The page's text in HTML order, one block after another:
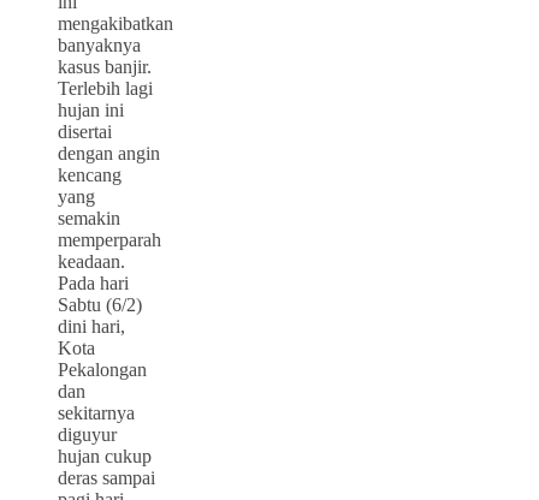
mengakibatkan
banyaknya
kasus banjir.
Terlebih lagi
hujan ini
disertai
dengan angin
kencang
yang
semakin
memperparah
keadaan.
Pada hari
Sabtu (6/2)
dini hari,
Kota
Pekalongan
dan
sekitarnya
diguyur
hujan cukup
deras sampai